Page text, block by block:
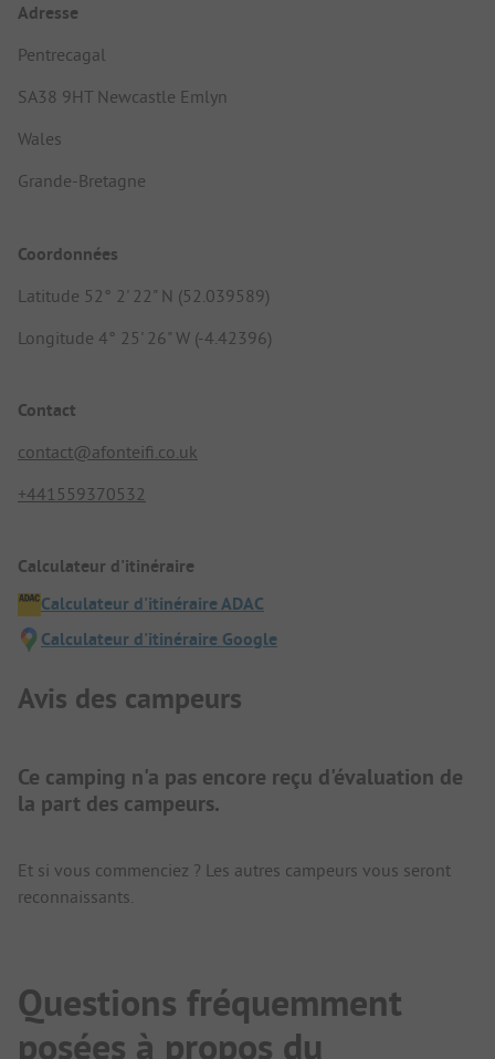
Adresse
Pentrecagal
SA38 9HT Newcastle Emlyn
Wales
Grande-Bretagne
Coordonnées
Latitude 52° 2' 22" N (52.039589)
Longitude 4° 25' 26" W (-4.42396)
Contact
contact@afonteifi.co.uk
+441559370532
Calculateur d'itinéraire
Calculateur d'itinéraire ADAC
Calculateur d'itinéraire Google
Avis des campeurs
Ce camping n'a pas encore reçu d'évaluation de
la part des campeurs.
Et si vous commenciez ? Les autres campeurs vous seront
reconnaissants.
Questions fréquemment
posées à propos du